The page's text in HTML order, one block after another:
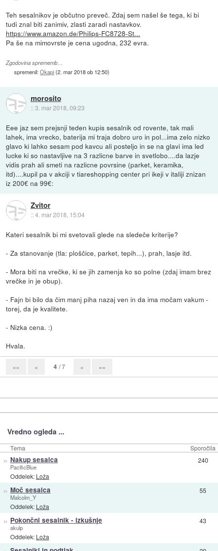
Teh sesalnikov je občutno preveč. Zdaj sem našel še tega, ki bi
tudi znal biti zanimiv, zlasti zaradi nastavkov.
https://www.amazon.de/Philips-FC8728-St...
Pa še na mimovrste je cena ugodna, 232 evra.
Zgodovina sprememb…
spremenil:Okapi(2. mar 2018 ob 12:50)
morosito
::3. mar 2018, 09:23
Eee jaz sem prejsnji teden kupis sesalnik od rovente, tak mali
lahek, ima vrecko, baterija mi traja dobro uro in pol...ima zelo nizko
glavo ki lahko sesam pod kavcu ali posteljo in se na glavi ima led
lucke ki so nastavljive na 3 razlicne barve in svetlobo....da lazje
vidis prah ali smeti na razlicne povrsine (parket, keramika,
itd)....kupil pa v akciji v tiareshopping center pri ikeji v italiji znizan
iz 200€ na 99€:
Zvitor
::4. mar 2018, 15:04
Kateri sesalnik bi mi svetovali glede na sledeče kriterije?
- Za stanovanje (tla: ploščice, parket, tepih...), prah, lasje itd.
- Mora biti na vrečke, ki se jih zamenja ko so polne (zdaj imam brez
vrečke in je obup).
- Fajn bi bilo da čim manj piha nazaj ven in da ima močam vakum -
torej, da je kvalitete.
- Nizka cena. :)
Hvala.
«« « 4 / 7 » »»
Vredno ogleda ...
Tema Sporočila
» Nakup sesalca
PacificBlue
Oddelek: Loža
240
» Moč sesalca
Malcolm_Y
Oddelek: Loža
55
» Pokončni sesalnik - izkušnje
akulp
Oddelek: Loža
43